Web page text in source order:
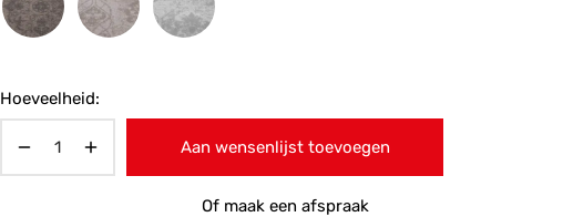
Hoeveelheid:
Aan wensenlijst toevoegen
Of maak een afspraak